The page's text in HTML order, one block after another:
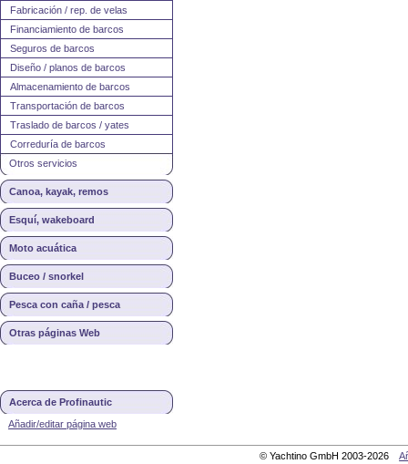
Fabricación / rep. de velas
Financiamiento de barcos
Seguros de barcos
Diseño / planos de barcos
Almacenamiento de barcos
Transportación de barcos
Traslado de barcos / yates
Correduría de barcos
Otros servicios
Canoa, kayak, remos
Esquí, wakeboard
Moto acuática
Buceo / snorkel
Pesca con caña / pesca
Otras páginas Web
Acerca de Profinautic
Añadir/editar página web
© Yachtino GmbH 2003-2026